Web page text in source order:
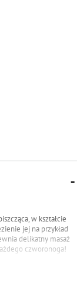
w kształcie
jej na przykład
delikatny masaż
czworonoga!